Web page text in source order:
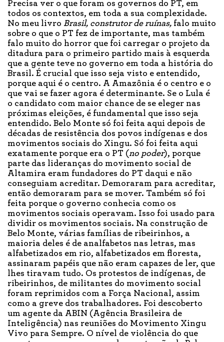
Precisa ver o que foram os governos do PT, em
todos os contextos, em toda a sua complexidade.
No meu livro Brasil, construtor de ruínas, falo muito
sobre o que o PT fez de importante, mas também
falo muito do horror que foi carregar o projeto da
ditadura para o primeiro partido mais à esquerda
que a gente teve no governo em toda a história do
Brasil. É crucial que isso seja visto e entendido,
porque aqui é o centro. A Amazônia é o centro e o
que vai se fazer agora é determinante. Se o Lula é
o candidato com maior chance de se eleger nas
próximas eleições, é fundamental que isso seja
entendido. Belo Monte só foi feita aqui depois de
décadas de resistência dos povos indígenas e dos
movimentos sociais do Xingu. Só foi feita aqui
exatamente porque era o PT (no poder), porque
parte das lideranças do movimento social de
Altamira eram fundadores do PT daqui e não
conseguiam acreditar. Demoraram para acreditar,
então demoraram para se mover. Também só foi
feita porque o governo conhecia como os
movimentos sociais operavam. Isso foi usado para
dividir os movimentos sociais. Na construção de
Belo Monte, várias famílias de ribeirinhos, a
maioria deles é de analfabetos nas letras, mas
alfabetizados em rio, alfabetizados em floresta,
assinaram papéis que não eram capazes de ler, que
lhes tiravam tudo. Os protestos de indígenas, de
ribeirinhos, de militantes do movimento social
foram reprimidos com a Força Nacional, assim
como a greve dos trabalhadores. Foi descoberto
um agente da ABIN (Agência Brasileira de
Inteligência) nas reuniões do Movimento Xingu
Vivo para Sempre. O nível de violência do que